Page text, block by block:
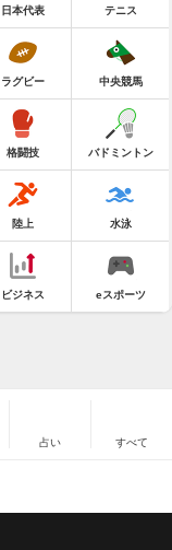
日本代表 テニス
ラグビー 中央競馬
格闘技 バドミントン
陸上 水泳
ビジネス eスポーツ
占い すべて